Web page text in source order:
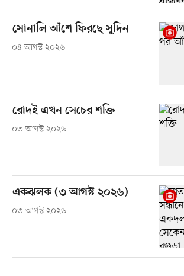
সোনালি আঁশে ফিরছে সুদিন
০৪ আগস্ট ২০২৬
রোদই এখন সেচের শক্তি
০৩ আগস্ট ২০২৬
একঝলক (৩ আগস্ট ২০২৬)
০৩ আগস্ট ২০২৬